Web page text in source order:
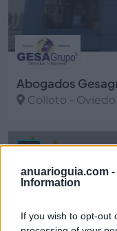
anuarioguia.com -
Information
If you wish to opt-out
Colloto - Oviedo